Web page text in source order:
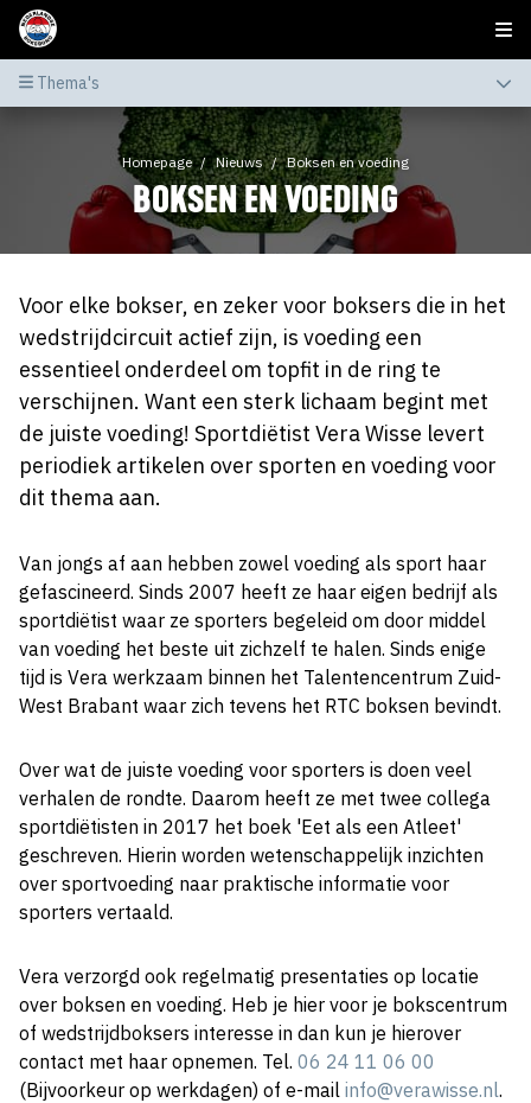
Thema's
Homepage Nieuws Boksen en voeding
BOKSEN EN VOEDING
Voor elke bokser, en zeker voor boksers die in het
wedstrijdcircuit actief zijn, is voeding een
essentieel onderdeel om topfit in de ring te
verschijnen. Want een sterk lichaam begint met
de juiste voeding! Sportdiëtist Vera Wisse levert
periodiek artikelen over sporten en voeding voor
dit thema aan.
Van jongs af aan hebben zowel voeding als sport haar
gefascineerd. Sinds 2007 heeft ze haar eigen bedrijf als
sportdiëtist waar ze sporters begeleid om door middel
van voeding het beste uit zichzelf te halen. Sinds enige
tijd is Vera werkzaam binnen het Talentencentrum Zuid-
West Brabant waar zich tevens het RTC boksen bevindt.
Over wat de juiste voeding voor sporters is doen veel
verhalen de rondte. Daarom heeft ze met twee collega
sportdiëtisten in 2017 het boek 'Eet als een Atleet'
geschreven. Hierin worden wetenschappelijk inzichten
over sportvoeding naar praktische informatie voor
sporters vertaald.
Vera verzorgd ook regelmatig presentaties op locatie
over boksen en voeding. Heb je hier voor je bokscentrum
of wedstrijdboksers interesse in dan kun je hierover
contact met haar opnemen. Tel. 06 24 11 06 00
(Bijvoorkeur op werkdagen) of e-mail info@verawisse.nl.